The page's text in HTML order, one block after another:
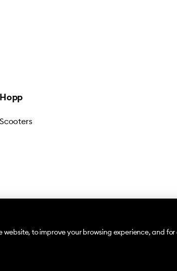
to improve your browsing experience, and for
Hopp
Scooters